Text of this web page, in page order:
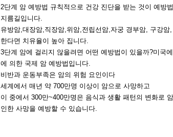
2단계 암 예방법 규칙적으로 건강 진단을 받는 것이 예방법
지름길입니다.
유방암,대장암,직장암,위암,전립선암,자궁 경부암, 구강암
한다면 치유율이 높아 집니다.
3단계 암에 걸리지 않을려면 어떤 예방법이 있을까?미국
에 의한 국제 암 예방법입니다.
비반과 운동부족은 암의 위험 요인이다
세계에서 매년 약 700만명 이상이 암으로 사망하고
이 중에서 300만~400만명은 음식과 생활 패턴의 변화로
인한 사망을 예방할 수 있습니다.